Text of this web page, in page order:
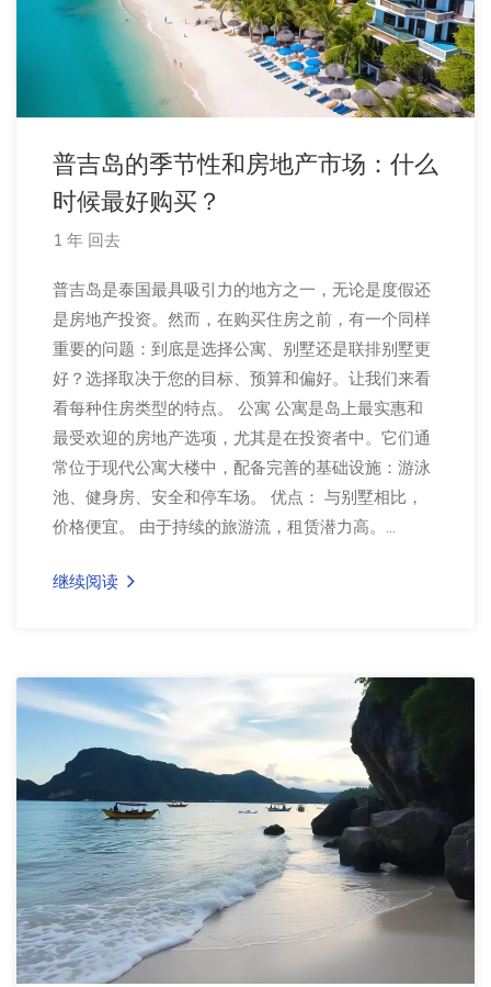
普吉岛的季节性和房地产市场：什么
时候最好购买？
1 年 回去
普吉岛是泰国最具吸引力的地方之一，无论是度假还
是房地产投资。然而，在购买住房之前，有一个同样
重要的问题：到底是选择公寓、别墅还是联排别墅更
好？选择取决于您的目标、预算和偏好。让我们来看
看每种住房类型的特点。 公寓 公寓是岛上最实惠和
最受欢迎的房地产选项，尤其是在投资者中。它们通
常位于现代公寓大楼中，配备完善的基础设施：游泳
池、健身房、安全和停车场。 优点： 与别墅相比，
价格便宜。 由于持续的旅游流，租赁潜力高。...
继续阅读